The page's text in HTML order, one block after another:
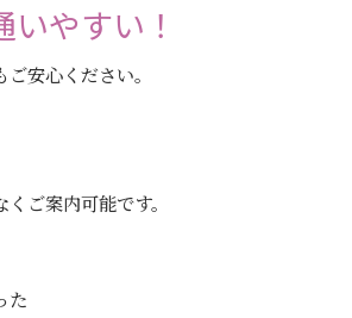
やすい！
安心ください。
ご案内可能です。
た